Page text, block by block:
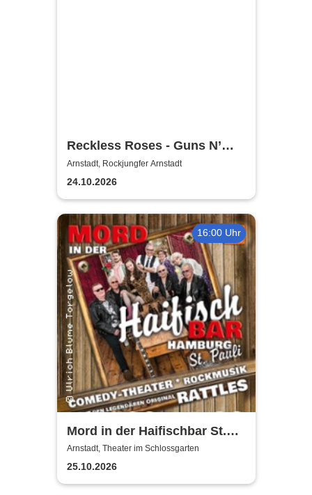
Reckless Roses - Guns N’
Roses Tribute - Lord Bishop
Rocks, Alpha Stomp, Böse
Hasis
Arnstadt, Rockjungfer Arnstadt
24.10.2026
16:00 Uhr
Mord in der Haifischbar St.
Pauli - Theater IK's & The
Rattles - Theater & Musik
Arnstadt, Theater im Schlossgarten
25.10.2026